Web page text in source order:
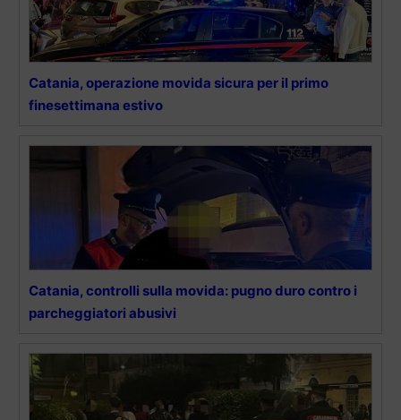
Catania, operazione movida sicura per il primo
finesettimana estivo
Catania, controlli sulla movida: pugno duro contro i
parcheggiatori abusivi